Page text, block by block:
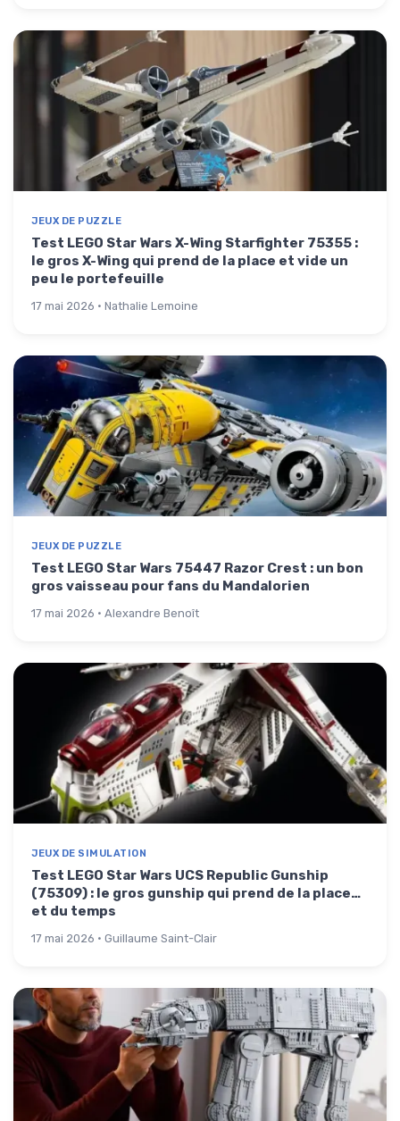
JEUX DE PUZZLE
Test LEGO Star Wars X-Wing Starfighter 75355 :
le gros X-Wing qui prend de la place et vide un
peu le portefeuille
17 mai 2026 · Nathalie Lemoine
JEUX DE PUZZLE
Test LEGO Star Wars 75447 Razor Crest : un bon
gros vaisseau pour fans du Mandalorien
17 mai 2026 · Alexandre Benoît
JEUX DE SIMULATION
Test LEGO Star Wars UCS Republic Gunship
(75309) : le gros gunship qui prend de la place…
et du temps
17 mai 2026 · Guillaume Saint-Clair